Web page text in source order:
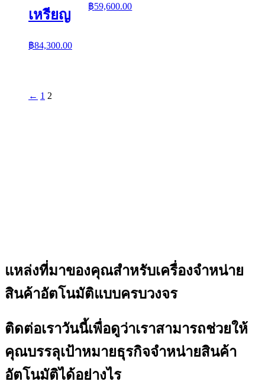
เหรียญ
฿84,300.00
฿59,600.00
← 1 2
แหล่งที่มาของคุณสำหรับเครื่องจำหน่าย
สินค้าอัตโนมัติแบบครบวงจร
ติดต่อเราวันนี้เพื่อดูว่าเราสามารถช่วยให้
คุณบรรลุเป้าหมายธุรกิจจำหน่ายสินค้า
อัตโนมัติได้อย่างไร